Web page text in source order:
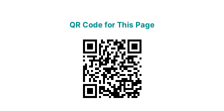
QR Code for This Page